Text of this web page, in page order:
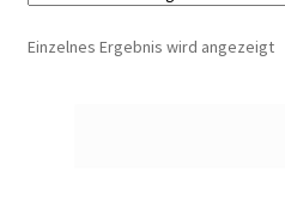
Impressum
Einzelnes Ergebnis wird angezeigt